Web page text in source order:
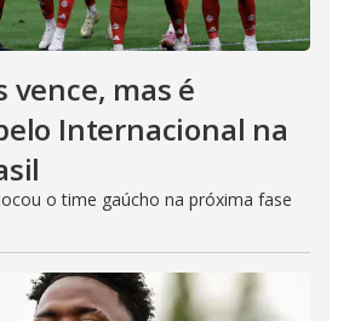
mas é
Internacional na
o time gaúcho na próxima fase